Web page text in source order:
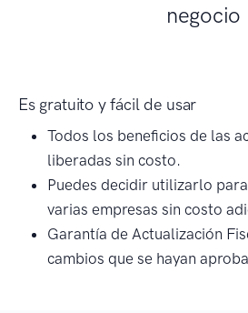
negocio
Es gratuito y fácil de usar
Todos los beneficios de las
liberadas sin costo.
Puedes decidir utilizarlo
varias empresas sin costo
Garantía de Actualización
cambios que se hayan